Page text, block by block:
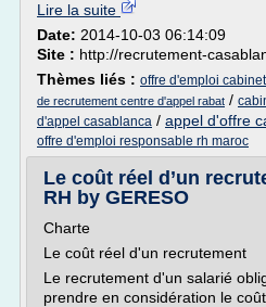
Lire la suite
Date: 2014-10-03 06:14:09
Site : http://recrutement-
Thèmes liés : offre d'emploi
de recrutement centre d'appel rabat /
d'appel casablanca / appel d'offre
offre d'emploi responsable rh maroc
Le coût réel d’un
RH by GERESO
Charte
Le coût réel d'un recrutement
Le recrutement d'un salarié
prendre en considération le